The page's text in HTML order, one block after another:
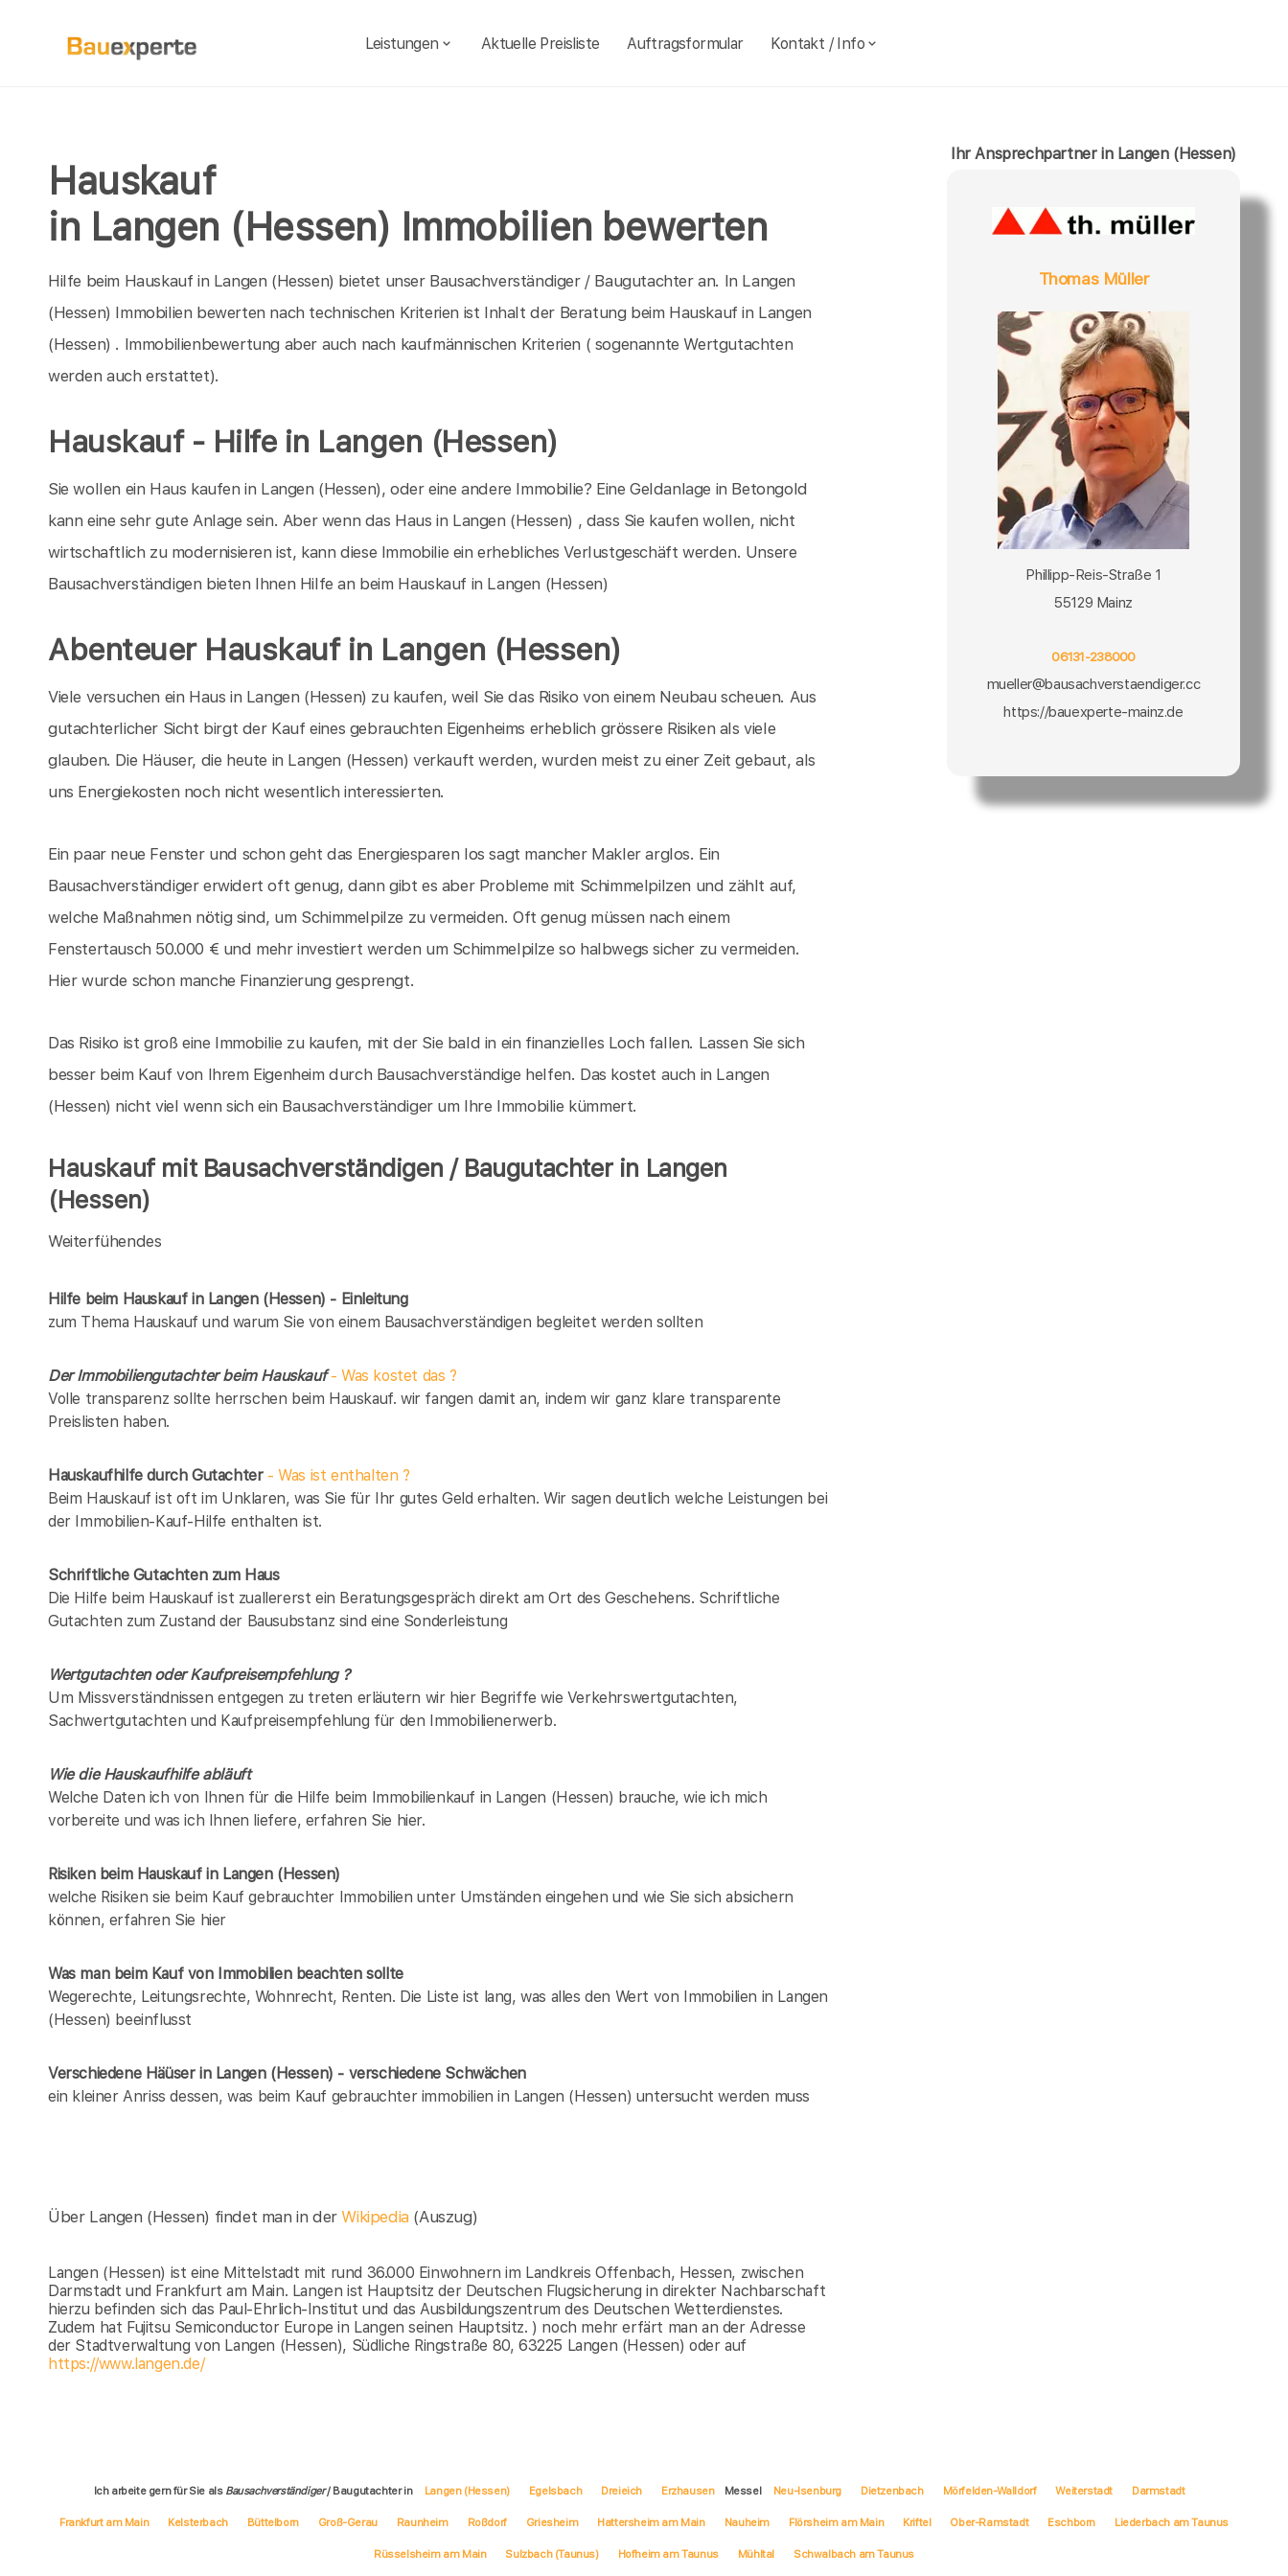
Leistungen Aktuelle Preisliste Auftragsformular Kontakt / Info
Hauskauf
in Langen (Hessen) Immobilien bewerten
Hilfe beim Hauskauf in Langen (Hessen) bietet unser Bausachverständiger / Baugutachter an. In Langen
(Hessen) Immobilien bewerten nach technischen Kriterien ist Inhalt der Beratung beim Hauskauf in Langen
(Hessen) . Immobilienbewertung aber auch nach kaufmännischen Kriterien ( sogenannte Wertgutachten
werden auch erstattet).
Hauskauf - Hilfe in Langen (Hessen)
Sie wollen ein Haus kaufen in Langen (Hessen), oder eine andere Immobilie? Eine Geldanlage in Betongold
kann eine sehr gute Anlage sein. Aber wenn das Haus in Langen (Hessen) , dass Sie kaufen wollen, nicht
wirtschaftlich zu modernisieren ist, kann diese Immobilie ein erhebliches Verlustgeschäft werden. Unsere
Bausachverständigen bieten Ihnen Hilfe an beim Hauskauf in Langen (Hessen)
Abenteuer Hauskauf in Langen (Hessen)
Viele versuchen ein Haus in Langen (Hessen) zu kaufen, weil Sie das Risiko von einem Neubau scheuen. Aus
gutachterlicher Sicht birgt der Kauf eines gebrauchten Eigenheims erheblich grössere Risiken als viele
glauben. Die Häuser, die heute in Langen (Hessen) verkauft werden, wurden meist zu einer Zeit gebaut, als
uns Energiekosten noch nicht wesentlich interessierten.
Ein paar neue Fenster und schon geht das Energiesparen los sagt mancher Makler arglos. Ein
Bausachverständiger erwidert oft genug, dann gibt es aber Probleme mit Schimmelpilzen und zählt auf,
welche Maßnahmen nötig sind, um Schimmelpilze zu vermeiden. Oft genug müssen nach einem
Fenstertausch 50.000 € und mehr investiert werden um Schimmelpilze so halbwegs sicher zu vermeiden.
Hier wurde schon manche Finanzierung gesprengt.
Das Risiko ist groß eine Immobilie zu kaufen, mit der Sie bald in ein finanzielles Loch fallen. Lassen Sie sich
besser beim Kauf von Ihrem Eigenheim durch Bausachverständige helfen. Das kostet auch in Langen
(Hessen) nicht viel wenn sich ein Bausachverständiger um Ihre Immobilie kümmert.
Hauskauf mit Bausachverständigen / Baugutachter in Langen
(Hessen)
Weiterfühendes
Hilfe beim Hauskauf in Langen (Hessen) - Einleitung
zum Thema Hauskauf und warum Sie von einem Bausachverständigen begleitet werden sollten
Der Immobiliengutachter beim Hauskauf- Was kostet das ?
Volle transparenz sollte herrschen beim Hauskauf. wir fangen damit an, indem wir ganz klare transparente
Preislisten haben.
Hauskaufhilfe durch Gutachter- Was ist enthalten ?
Beim Hauskauf ist oft im Unklaren, was Sie für Ihr gutes Geld erhalten. Wir sagen deutlich welche Leistungen bei
der Immobilien-Kauf-Hilfe enthalten ist.
Schriftliche Gutachten zum Haus
Die Hilfe beim Hauskauf ist zuallererst ein Beratungsgespräch direkt am Ort des Geschehens. Schriftliche
Gutachten zum Zustand der Bausubstanz sind eine Sonderleistung
Wertgutachten oder Kaufpreisempfehlung ?
Um Missverständnissen entgegen zu treten erläutern wir hier Begriffe wie Verkehrswertgutachten,
Sachwertgutachten und Kaufpreisempfehlung für den Immobilienerwerb.
Wie die Hauskaufhilfe abläuft
Welche Daten ich von Ihnen für die Hilfe beim Immobilienkauf in Langen (Hessen) brauche, wie ich mich
vorbereite und was ich Ihnen liefere, erfahren Sie hier.
Risiken beim Hauskaufin Langen (Hessen)
welche Risiken sie beim Kauf gebrauchter Immobilien unter Umständen eingehen und wie Sie sich absichern
können, erfahren Sie hier
Was man beim Kauf von Immobilien beachten sollte
Wegerechte, Leitungsrechte, Wohnrecht, Renten. Die Liste ist lang, was alles den Wert von Immobilien in Langen
(Hessen) beeinflusst
Verschiedene Häüser in Langen (Hessen) - verschiedene Schwächen
ein kleiner Anriss dessen, was beim Kauf gebrauchter immobilien in Langen (Hessen) untersucht werden muss
Über Langen (Hessen) findet man in derWikipedia (Auszug)
Langen (Hessen) ist eine Mittelstadt mit rund 36.000 Einwohnern im Landkreis Offenbach, Hessen, zwischen
Darmstadt und Frankfurt am Main. Langen ist Hauptsitz der Deutschen Flugsicherung in direkter Nachbarschaft
hierzu befinden sich das Paul-Ehrlich-Institut und das Ausbildungszentrum des Deutschen Wetterdienstes.
Zudem hat Fujitsu Semiconductor Europe in Langen seinen Hauptsitz. ) noch mehr erfärt man an der Adresse
der Stadtverwaltung von Langen (Hessen), Südliche Ringstraße 80, 63225 Langen (Hessen) oder auf
https://www.langen.de/
Ihr Ansprechpartner in Langen (Hessen)
Thomas Müller
Phillipp-Reis-Straße 1
55129 Mainz
06131-238000
mueller@bausachverstaendiger.cc
https://bauexperte-mainz.de
Ich arbeite gern für Sie als Bausachverständiger/ Baugutachter in Langen (Hessen) Egelsbach Dreieich Erzhausen Messel Neu-Isenburg Dietzenbach Mörfelden-Walldorf Weiterstadt Darmstadt
Frankfurt am Main Kelsterbach Büttelborn Groß-Gerau Raunheim Roßdorf Griesheim Hattersheim am Main Nauheim Flörsheim am Main Kriftel Ober-Ramstadt Eschborn Liederbach am Taunus
Rüsselsheim am Main Sulzbach (Taunus) Hofheim am Taunus Mühltal Schwalbach am Taunus